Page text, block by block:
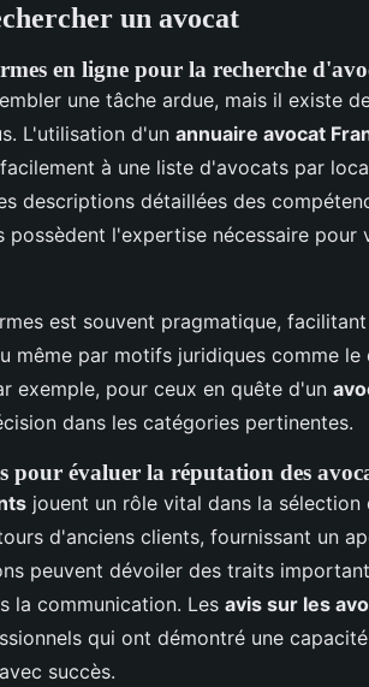
un avocat
en ligne pour la recherche
une tâche ardue, mais il existe
L'utilisation d'un annuaire avocat
à une liste d'avocats par
descriptions détaillées des
l'expertise nécessaire pour
est souvent pragmatique,
même par motifs juridiques comme le
exemple, pour ceux en quête d'un
dans les catégories pertinentes.
pour évaluer la réputation des
jouent un rôle vital dans la sélection
d'anciens clients, fournissant un
peuvent dévoiler des traits
la communication. Les avis sur les
qui ont démontré une
succès.